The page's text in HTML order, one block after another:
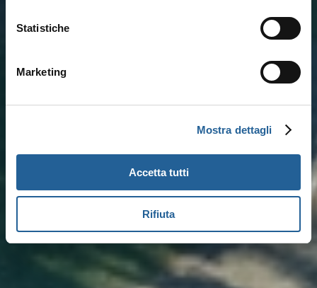
Statistiche
Marketing
Mostra dettagli
Accetta tutti
Rifiuta